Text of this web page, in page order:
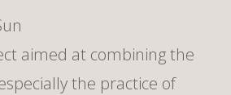
aimed at combining the
the practice of